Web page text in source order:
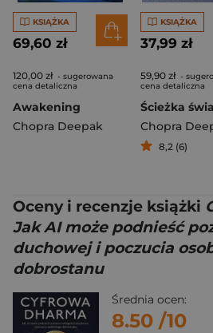
KSIĄŻKA
69,60 zł
120,00 zł - sugerowana
cena detaliczna
Awakening
Chopra Deepak
KSIĄŻKA
37,99 zł
59,90 zł -
cena detaliczna
Chopra
8,2 (6)
Oceny i recenzje książki
Jak AI może podnieść
duchowej i poczucia
dobrostanu
Średnia ocen:
8.50 /10